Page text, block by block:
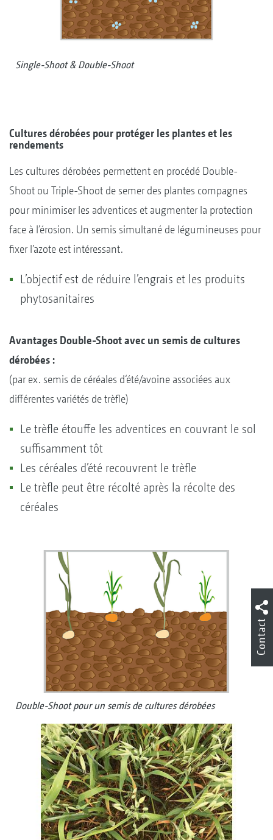
Single-Shoot & Double-Shoot
Cultures dérobées pour protéger les plantes et les
rendements
Les cultures dérobées permettent en procédé Double-
Shoot ou Triple-Shoot de semer des plantes compagnes
pour minimiser les adventices et augmenter la protection
face à l’érosion. Un semis simultané de légumineuses pour
fixer l’azote est intéressant.
L’objectif est de réduire l’engrais et les produits
phytosanitaires
Avantages Double-Shoot avec un semis de cultures
dérobées :
(par ex. semis de céréales d‘été/avoine associées aux
différentes variétés de trèfle)
Le trèfle étouffe les adventices en couvrant le sol
suffisamment tôt
Les céréales d’été recouvrent le trèfle
Le trèfle peut être récolté après la récolte des
céréales
Double-Shoot pour un semis de cultures dérobées
Contact